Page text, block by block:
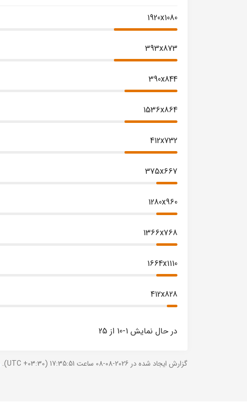
1920x1080
393x873
390x844
1536x864
412x732
375x667
1280x960
1366x768
1664x1110
412x828
در حال نمایش 1-10 از 25
گزارش ایجاد شده در 2026-08-08 ساعت 17:35:51 (UTC +03:30).